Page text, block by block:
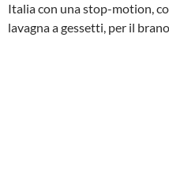
Italia con una stop-motion,
lavagna a gessetti, per il